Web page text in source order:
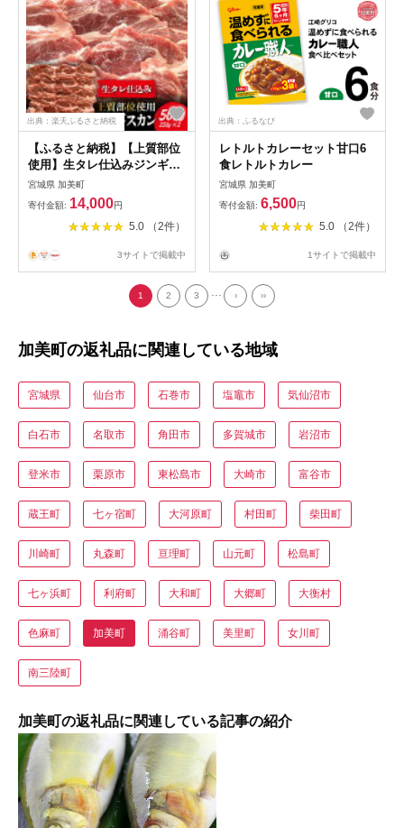
出典：楽天ふるさと納税
【ふるさと納税】【上質部位
使用】生タレ仕込みジンギス
カン 500g（250g×2） [関精
肉畜産 宮城県 加美町
44581341] ジンギスカン ラム
羊 肉 肩ロース 焼肉 バーベキ
宮城県 加美町
寄付金額: 14,000円
5.0 （2件）
3サイトで掲載中
出典：ふるなび
レトルトカレーセット甘口6
食レトルトカレー
宮城県 加美町
寄付金額: 6,500円
5.0 （2件）
1サイトで掲載中
1 2 3 ... › ››
加美町の返礼品に関連している地域
宮城県 仙台市 石巻市 塩竈市 気仙沼市
白石市 名取市 角田市 多賀城市 岩沼市
登米市 栗原市 東松島市 大崎市 富谷市
蔵王町 七ヶ宿町 大河原町 村田町 柴田町
川崎町 丸森町 亘理町 山元町 松島町
七ヶ浜町 利府町 大和町 大郷町 大衡村
色麻町 加美町 涌谷町 美里町 女川町
南三陸町
加美町の返礼品に関連している記事の紹介